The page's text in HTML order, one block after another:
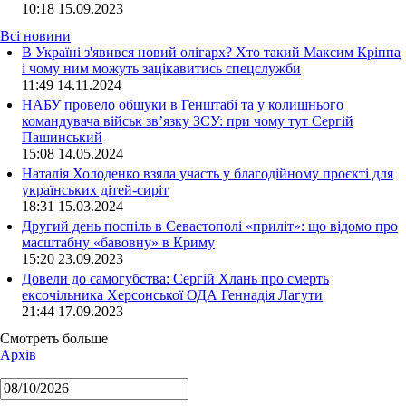
10:18 15.09.2023
Всі новини
В Україні з'явився новий олігарх? Хто такий Максим Кріппа
і чому ним можуть зацікавитись спецслужби
11:49 14.11.2024
НАБУ провело обшуки в Генштабі та у колишнього
командувача військ зв’язку ЗСУ: при чому тут Сергій
Пашинський
15:08 14.05.2024
Наталія Холоденко взяла участь у благодійному проєкті для
українських дітей-сиріт
18:31 15.03.2024
Другий день поспіль в Севастополі «приліт»: що відомо про
масштабну «бавовну» в Криму
15:20 23.09.2023
Довели до самогубства: Сергій Хлань про смерть
ексочільника Херсонської ОДА Геннадія Лагути
21:44 17.09.2023
Смотреть больше
Архів